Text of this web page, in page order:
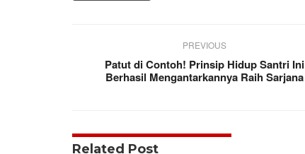
PREVIOUS
Patut di Contoh! Prinsip Hidup Santri Ini
Berhasil Mengantarkannya Raih Sarjana
Related Post